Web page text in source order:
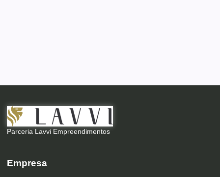
Parceria Lavvi Empreendimentos
Empresa